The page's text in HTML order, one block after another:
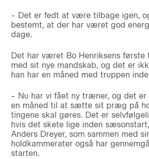
– Det er fedt at være tilbage igen,
bestemt, at der har været god
dage.
Det har været Bo Henriksens
med sit nye mandskab, og det er
han har en måned med truppen
– Nu har vi fået ny træner, og det er
en måned til at sætte sit præg på
tingene skal gøres. Det er
hvis det skete lige inden
Anders Dreyer, som sammen med
holdkammerater også har
starten.